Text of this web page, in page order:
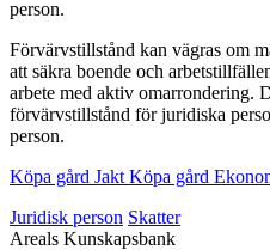
person.
Förvärvstillstånd kan vägras om
att säkra boende och
arbete med aktiv omarrondering.
förvärvstillstånd för juridiska
person.
Köpa gård Jakt Köpa gård
Juridisk person Skatter
Areals Kunskapsbank